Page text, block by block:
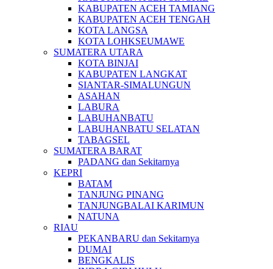
KABUPATEN ACEH TAMIANG
KABUPATEN ACEH TENGAH
KOTA LANGSA
KOTA LOHKSEUMAWE
SUMATERA UTARA
KOTA BINJAI
KABUPATEN LANGKAT
SIANTAR-SIMALUNGUN
ASAHAN
LABURA
LABUHANBATU
LABUHANBATU SELATAN
TABAGSEL
SUMATERA BARAT
PADANG dan Sekitarnya
KEPRI
BATAM
TANJUNG PINANG
TANJUNGBALAI KARIMUN
NATUNA
RIAU
PEKANBARU dan Sekitarnya
DUMAI
BENGKALIS